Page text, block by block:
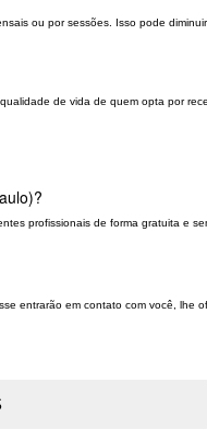
ou por sessões. Isso pode
de vida de quem opta por
profissionais de forma gratuita e
entrarão em contato com você, lhe